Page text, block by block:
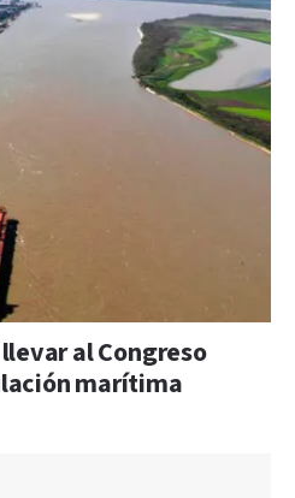
al Congreso
marítima